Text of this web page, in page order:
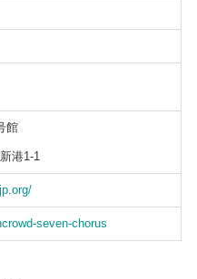
館
港1-1
seven-chorus